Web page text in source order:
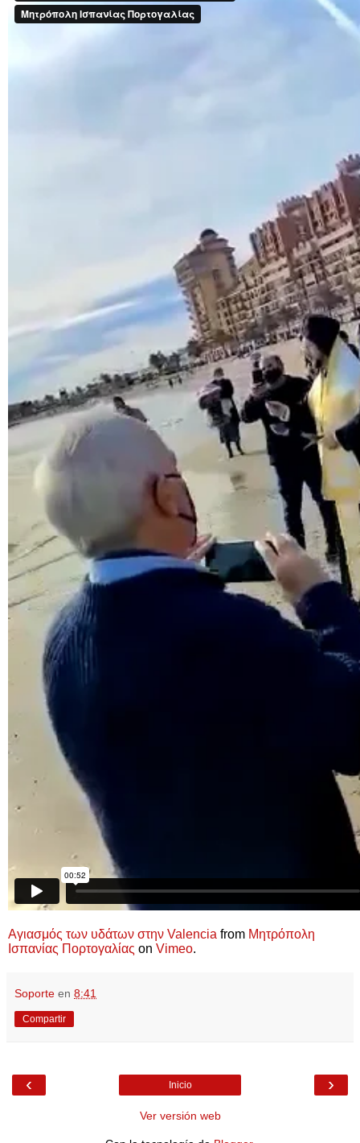
Αγιασμός των υδάτων στην Valencia from Μητρόπολη
Ισπανίας Πορτογαλίας on Vimeo.
Soporte en 8:41
Compartir
‹ ›
Inicio
Ver versión web